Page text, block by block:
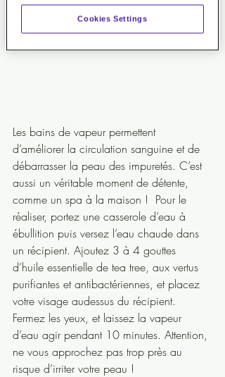
Les bains de vapeur permettent
d’améliorer la circulation sanguine et de
débarrasser la peau des impuretés. C’est
aussi un véritable moment de détente,
comme un spa à la maison !  Pour le
réaliser, portez une casserole d’eau à
ébullition puis versez l’eau chaude dans
un récipient. Ajoutez 3 à 4 gouttes
d’huile essentielle de tea tree, aux vertus
purifiantes et antibactériennes, et placez
votre visage audessus du récipient.
Fermez les yeux, et laissez la vapeur
d’eau agir pendant 10 minutes. Attention,
ne vous approchez pas trop près au
risque d’irriter votre peau !
Cookies Settings